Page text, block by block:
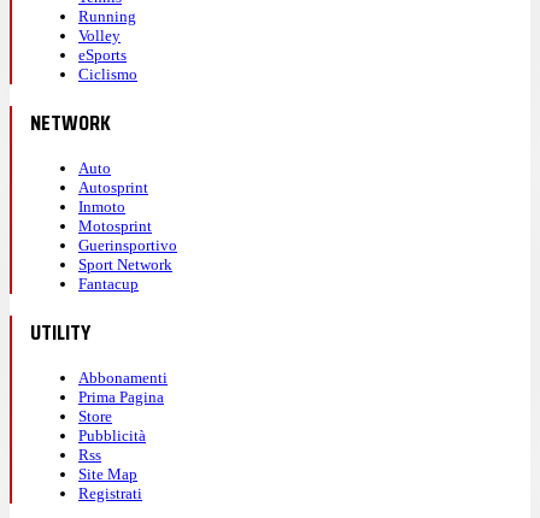
Running
Volley
eSports
Ciclismo
NETWORK
Auto
Autosprint
Inmoto
Motosprint
Guerinsportivo
Sport Network
Fantacup
UTILITY
Abbonamenti
Prima Pagina
Store
Pubblicità
Rss
Site Map
Registrati